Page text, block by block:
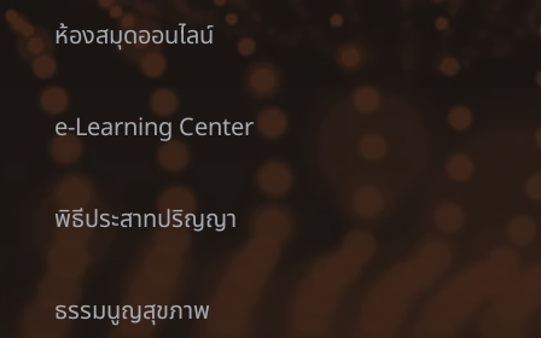
ห้องสมุดออนไลน์
e-Learning Center
พิธีประสาทปริญญา
ธรรมนูญสุขภาพ